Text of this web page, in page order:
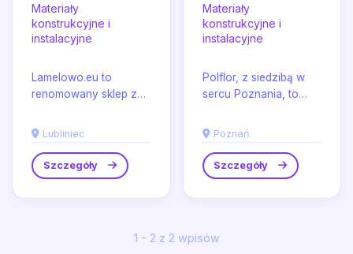
Materiały
konstrukcyjne i
instalacyjne
Lamelowo.eu to
renomowany sklep z
zlokalizowany w
malowniczym Lublińcu,
specjalizujący się w...
Lubliniec
Szczegóły
Materiały
konstrukcyjne i
instalacyjne
Polflor, z siedzibą w
sercu Poznania, to
dostawca najwyższej
jakości wykładzin...
Poznań
Szczegóły
1 - 2 z 2 wpisów